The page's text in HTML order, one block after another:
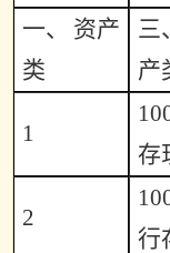
一、
资产
类
三
产
1
存
2
行